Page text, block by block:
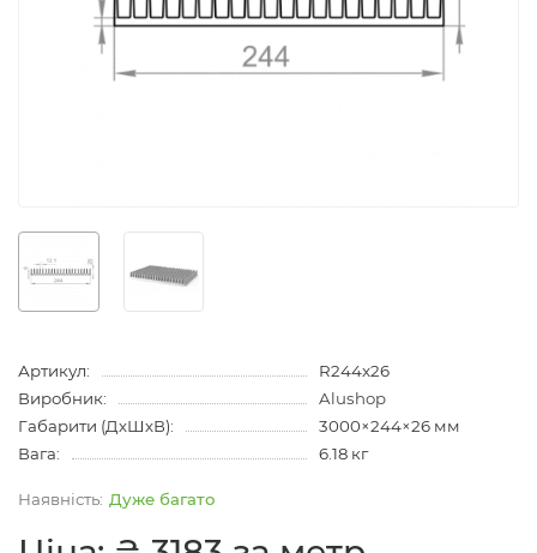
Артикул:
R244x26
Виробник:
Alushop
Габарити (ДхШхВ):
3000×244×26 мм
Вага:
6.18 кг
Дуже багато